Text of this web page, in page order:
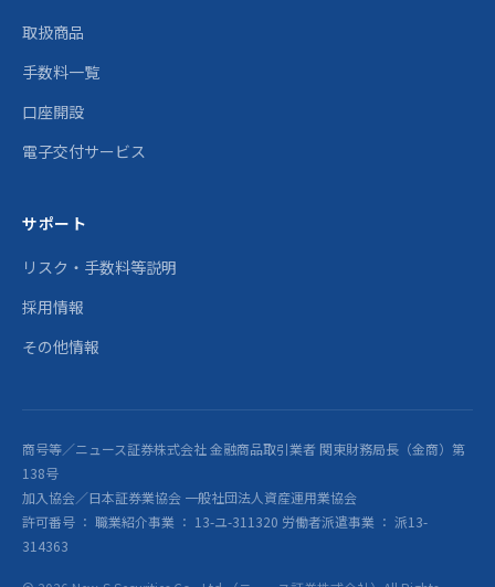
取扱商品
手数料一覧
口座開設
電子交付サービス
サポート
リスク・手数料等説明
採用情報
その他情報
商号等／ニュース証券株式会社 金融商品取引業者 関東財務局長（金商）第
138号
加入協会／日本証券業協会 一般社団法人資産運用業協会
許可番号 ： 職業紹介事業 ： 13-ユ-311320 労働者派遣事業 ： 派13-
314363